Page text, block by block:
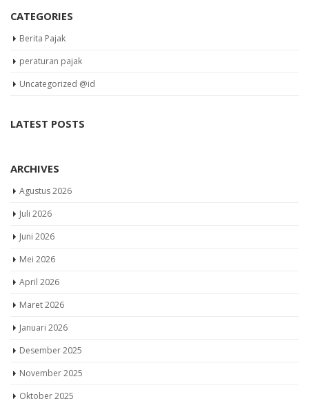
CATEGORIES
Berita Pajak
peraturan pajak
Uncategorized @id
LATEST POSTS
ARCHIVES
Agustus 2026
Juli 2026
Juni 2026
Mei 2026
April 2026
Maret 2026
Januari 2026
Desember 2025
November 2025
Oktober 2025